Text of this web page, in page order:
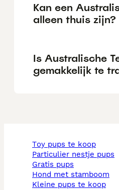
Kan een
alleen thuis zijn?
Is Australische
gemakkelijk te
toy pups te koop
particulier nestje pups
gratis pups
hond met stamboom
kleine pups te koop